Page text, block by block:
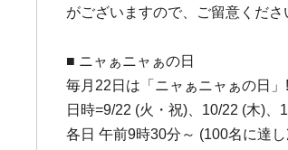
がございますので、ご留意くだ
■ ニャぁニャぁの日
毎月22日は「ニャぁニャぁの日
日時=9/22 (火・祝)、10/22 (木)、
各日 午前9時30分～ (100名に達